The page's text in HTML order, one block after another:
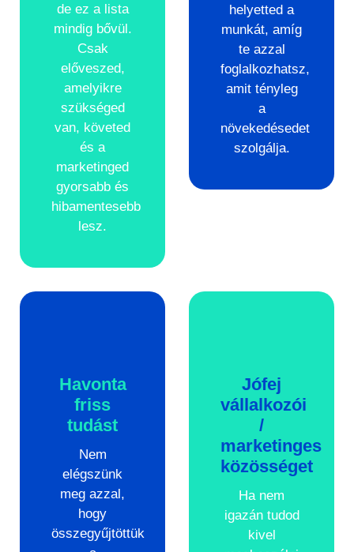
de ez a lista
mindig bővül.
Csak
előveszed,
amelyikre
szükséged
van, követed
és a
marketinged
gyorsabb és
hibamentesebb
lesz.
helyetted a
munkát, amíg
te azzal
foglalkozhatsz,
amit tényleg
a
növekedésedet
szolgálja.
Havonta
friss
tudást
Nem
elégszünk
meg azzal,
hogy
összegyűjtöttük
Jófej
vállalkozói
/
marketinges
közösséget
Ha nem
igazán tudod
kivel